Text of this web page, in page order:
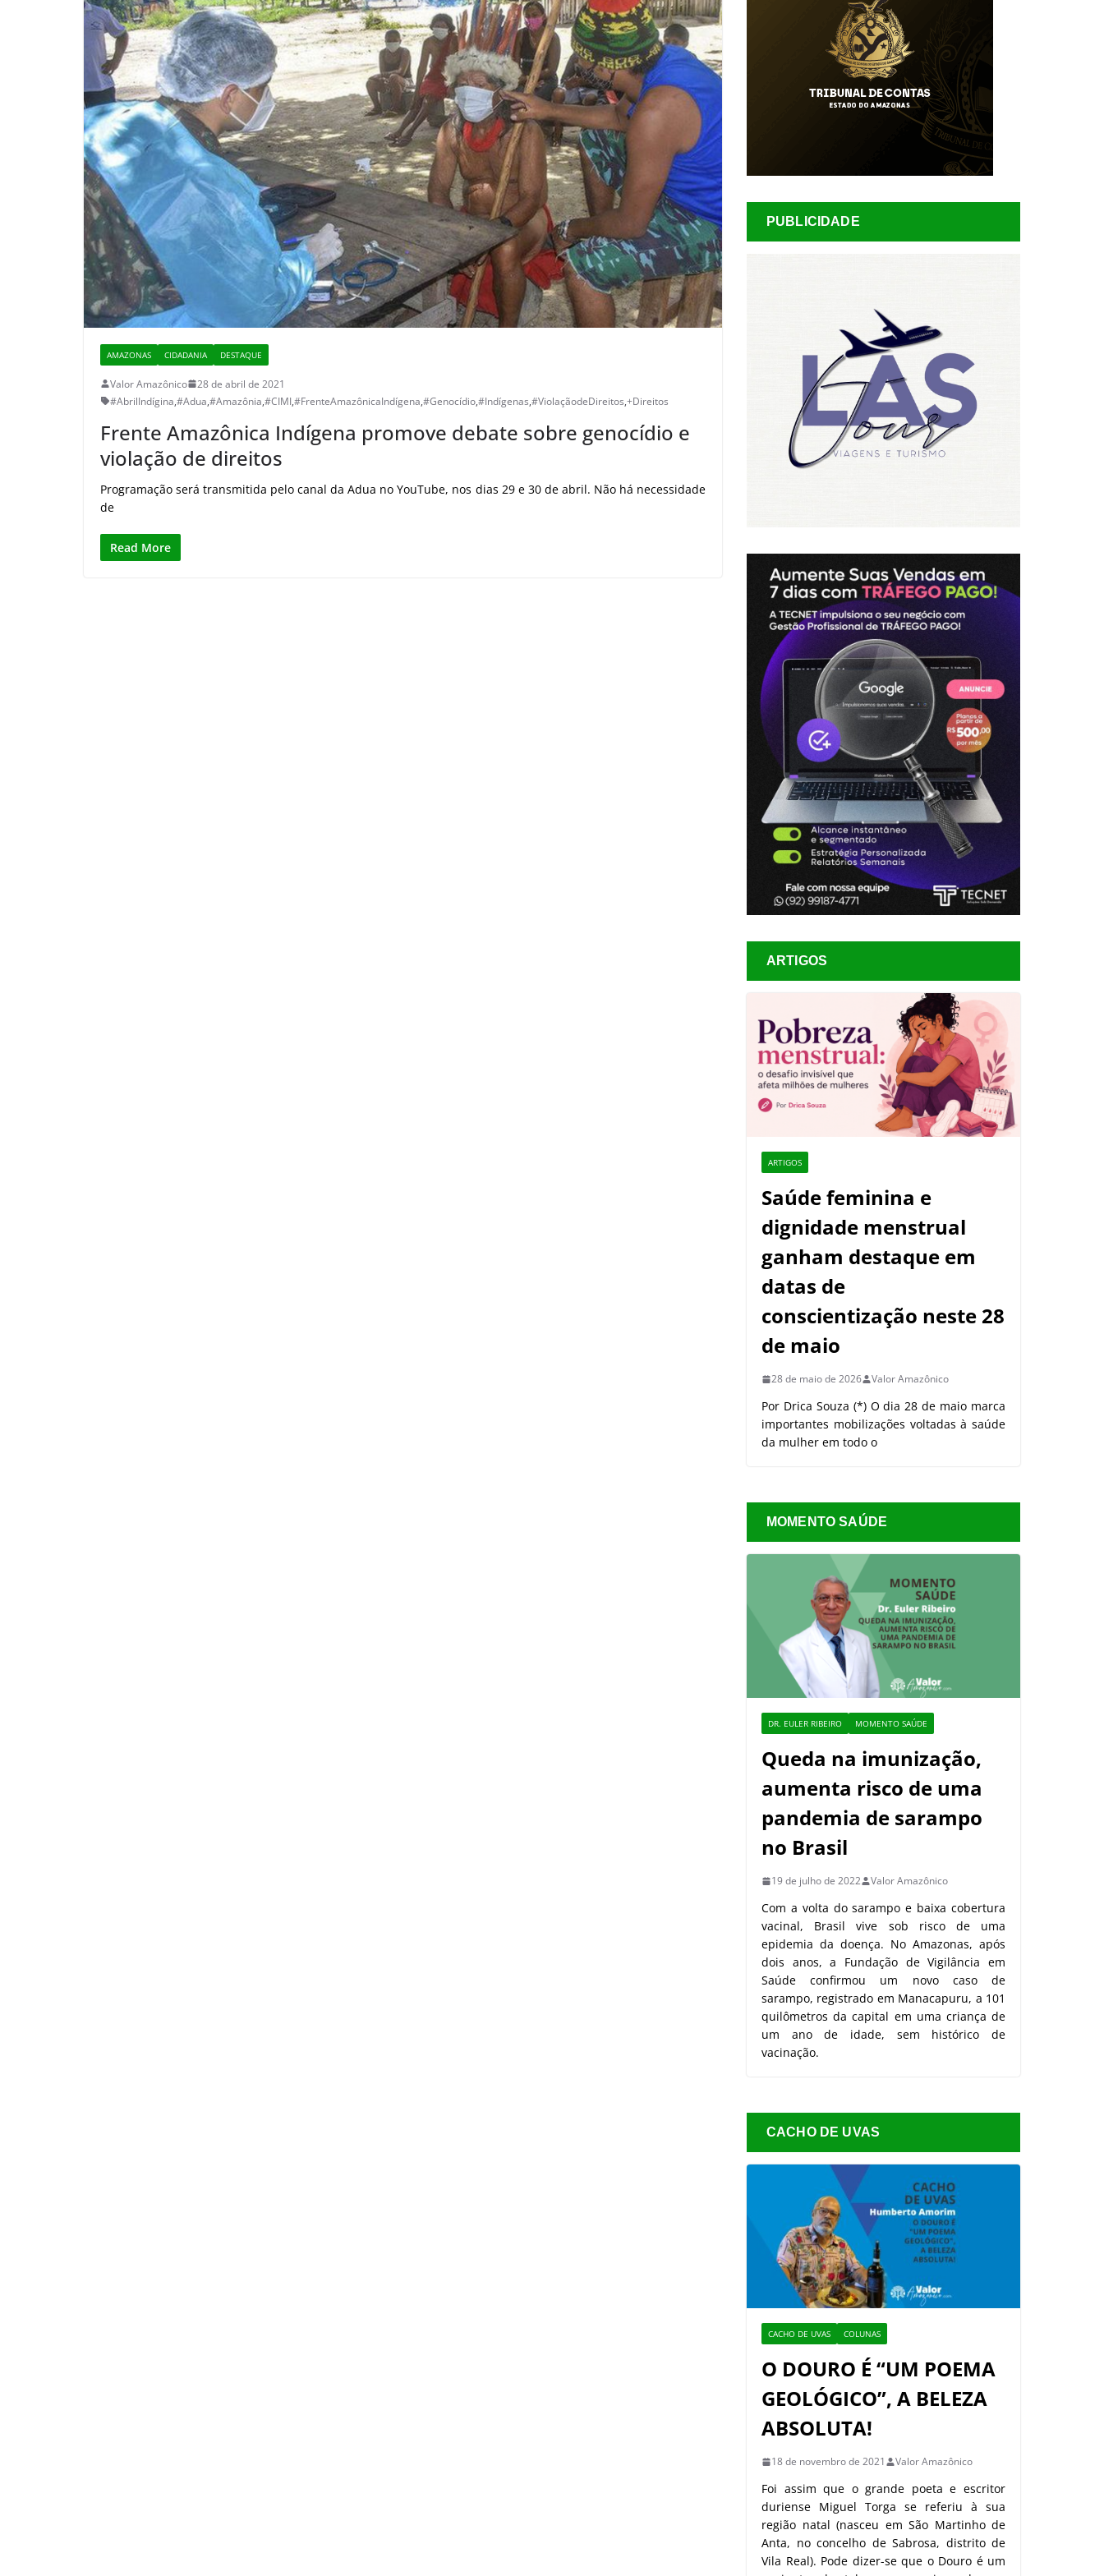
AMAZONAS CIDADANIA DESTAQUE
Valor Amazônico
28 de abril de 2021
#AbrilIndígina,#Adua,#Amazônia,#CIMI,#FrenteAmazônicaIndígena,#Genocídio,#Indígenas,#ViolaçãodeDireitos,+Direitos
Frente Amazônica Indígena promove debate sobre genocídio e
violação de direitos
Programação será transmitida pelo canal da Adua no YouTube, nos dias 29 e 30 de abril. Não há necessidade
de
Read More
PUBLICIDADE
ARTIGOS
ARTIGOS
Saúde feminina e
dignidade menstrual
ganham destaque em
datas de
conscientização neste 28
de maio
28 de maio de 2026 Valor Amazônico
Por Drica Souza (*) O dia 28 de maio marca
importantes mobilizações voltadas à saúde
da mulher em todo o
MOMENTO SAÚDE
DR. EULER RIBEIRO MOMENTO SAÚDE
Queda na imunização,
aumenta risco de uma
pandemia de sarampo
no Brasil
19 de julho de 2022 Valor Amazônico
Com a volta do sarampo e baixa cobertura
vacinal, Brasil vive sob risco de uma
epidemia da doença. No Amazonas, após
dois anos, a Fundação de Vigilância em
Saúde confirmou um novo caso de
sarampo, registrado em Manacapuru, a 101
quilômetros da capital em uma criança de
um ano de idade, sem histórico de
vacinação.
CACHO DE UVAS
CACHO DE UVAS COLUNAS
O DOURO É “UM POEMA
GEOLÓGICO”, A BELEZA
ABSOLUTA!
18 de novembro de 2021 Valor Amazônico
Foi assim que o grande poeta e escritor
duriense Miguel Torga se referiu à sua
região natal (nasceu em São Martinho de
Anta, no concelho de Sabrosa, distrito de
Vila Real). Pode dizer-se que o Douro é um